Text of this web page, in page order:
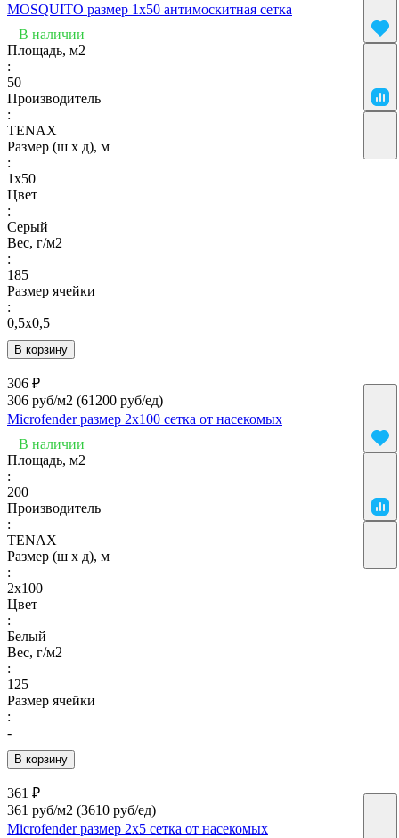
MOSQUITO размер 1х50 антимоскитная сетка
В наличии
В корзину
Площадь, м2
:
50
Производитель
:
TENAX
Размер (ш х д), м
:
1х50
Цвет
:
Серый
Вес, г/м2
:
185
Размер ячейки
:
0,5х0,5
306 ₽
306 руб/м2 (61200 руб/eд)
Microfender размер 2х100 сетка от насекомых
В наличии
В корзину
Площадь, м2
:
200
Производитель
:
TENAX
Размер (ш х д), м
:
2х100
Цвет
:
Белый
Вес, г/м2
:
125
Размер ячейки
:
-
361 ₽
361 руб/м2 (3610 руб/eд)
Microfender размер 2х5 сетка от насекомых